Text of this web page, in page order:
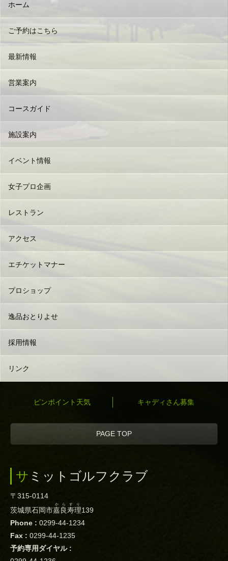
ホーム
ご予約はこちら
最新情報
営業案内
コースガイド
施設案内
イベント情報
女子プロ企画
レストラン
アクセス
エチケットマナー
プロショップ
逸品おとりよせ
採用情報
リンク
ピンポイント天気 キャディさん募集
PAGE TOP
サミットゴルフクラブ
〒315-0114
茨城県石岡市嘉良寿理
からすり
139
Phone : 0299-44-1234
Fax : 0299-44-1235
予約専用ダイヤル :